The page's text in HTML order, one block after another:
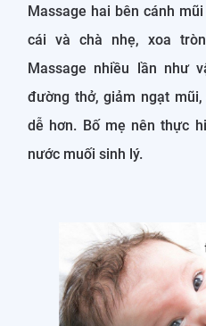
Massage hai bên cánh
cái và chà nhẹ, xoa
Massage nhiều lần như
đường thở, giảm ngạt
dễ hơn. Bố mẹ nên thực
nước muối sinh lý.